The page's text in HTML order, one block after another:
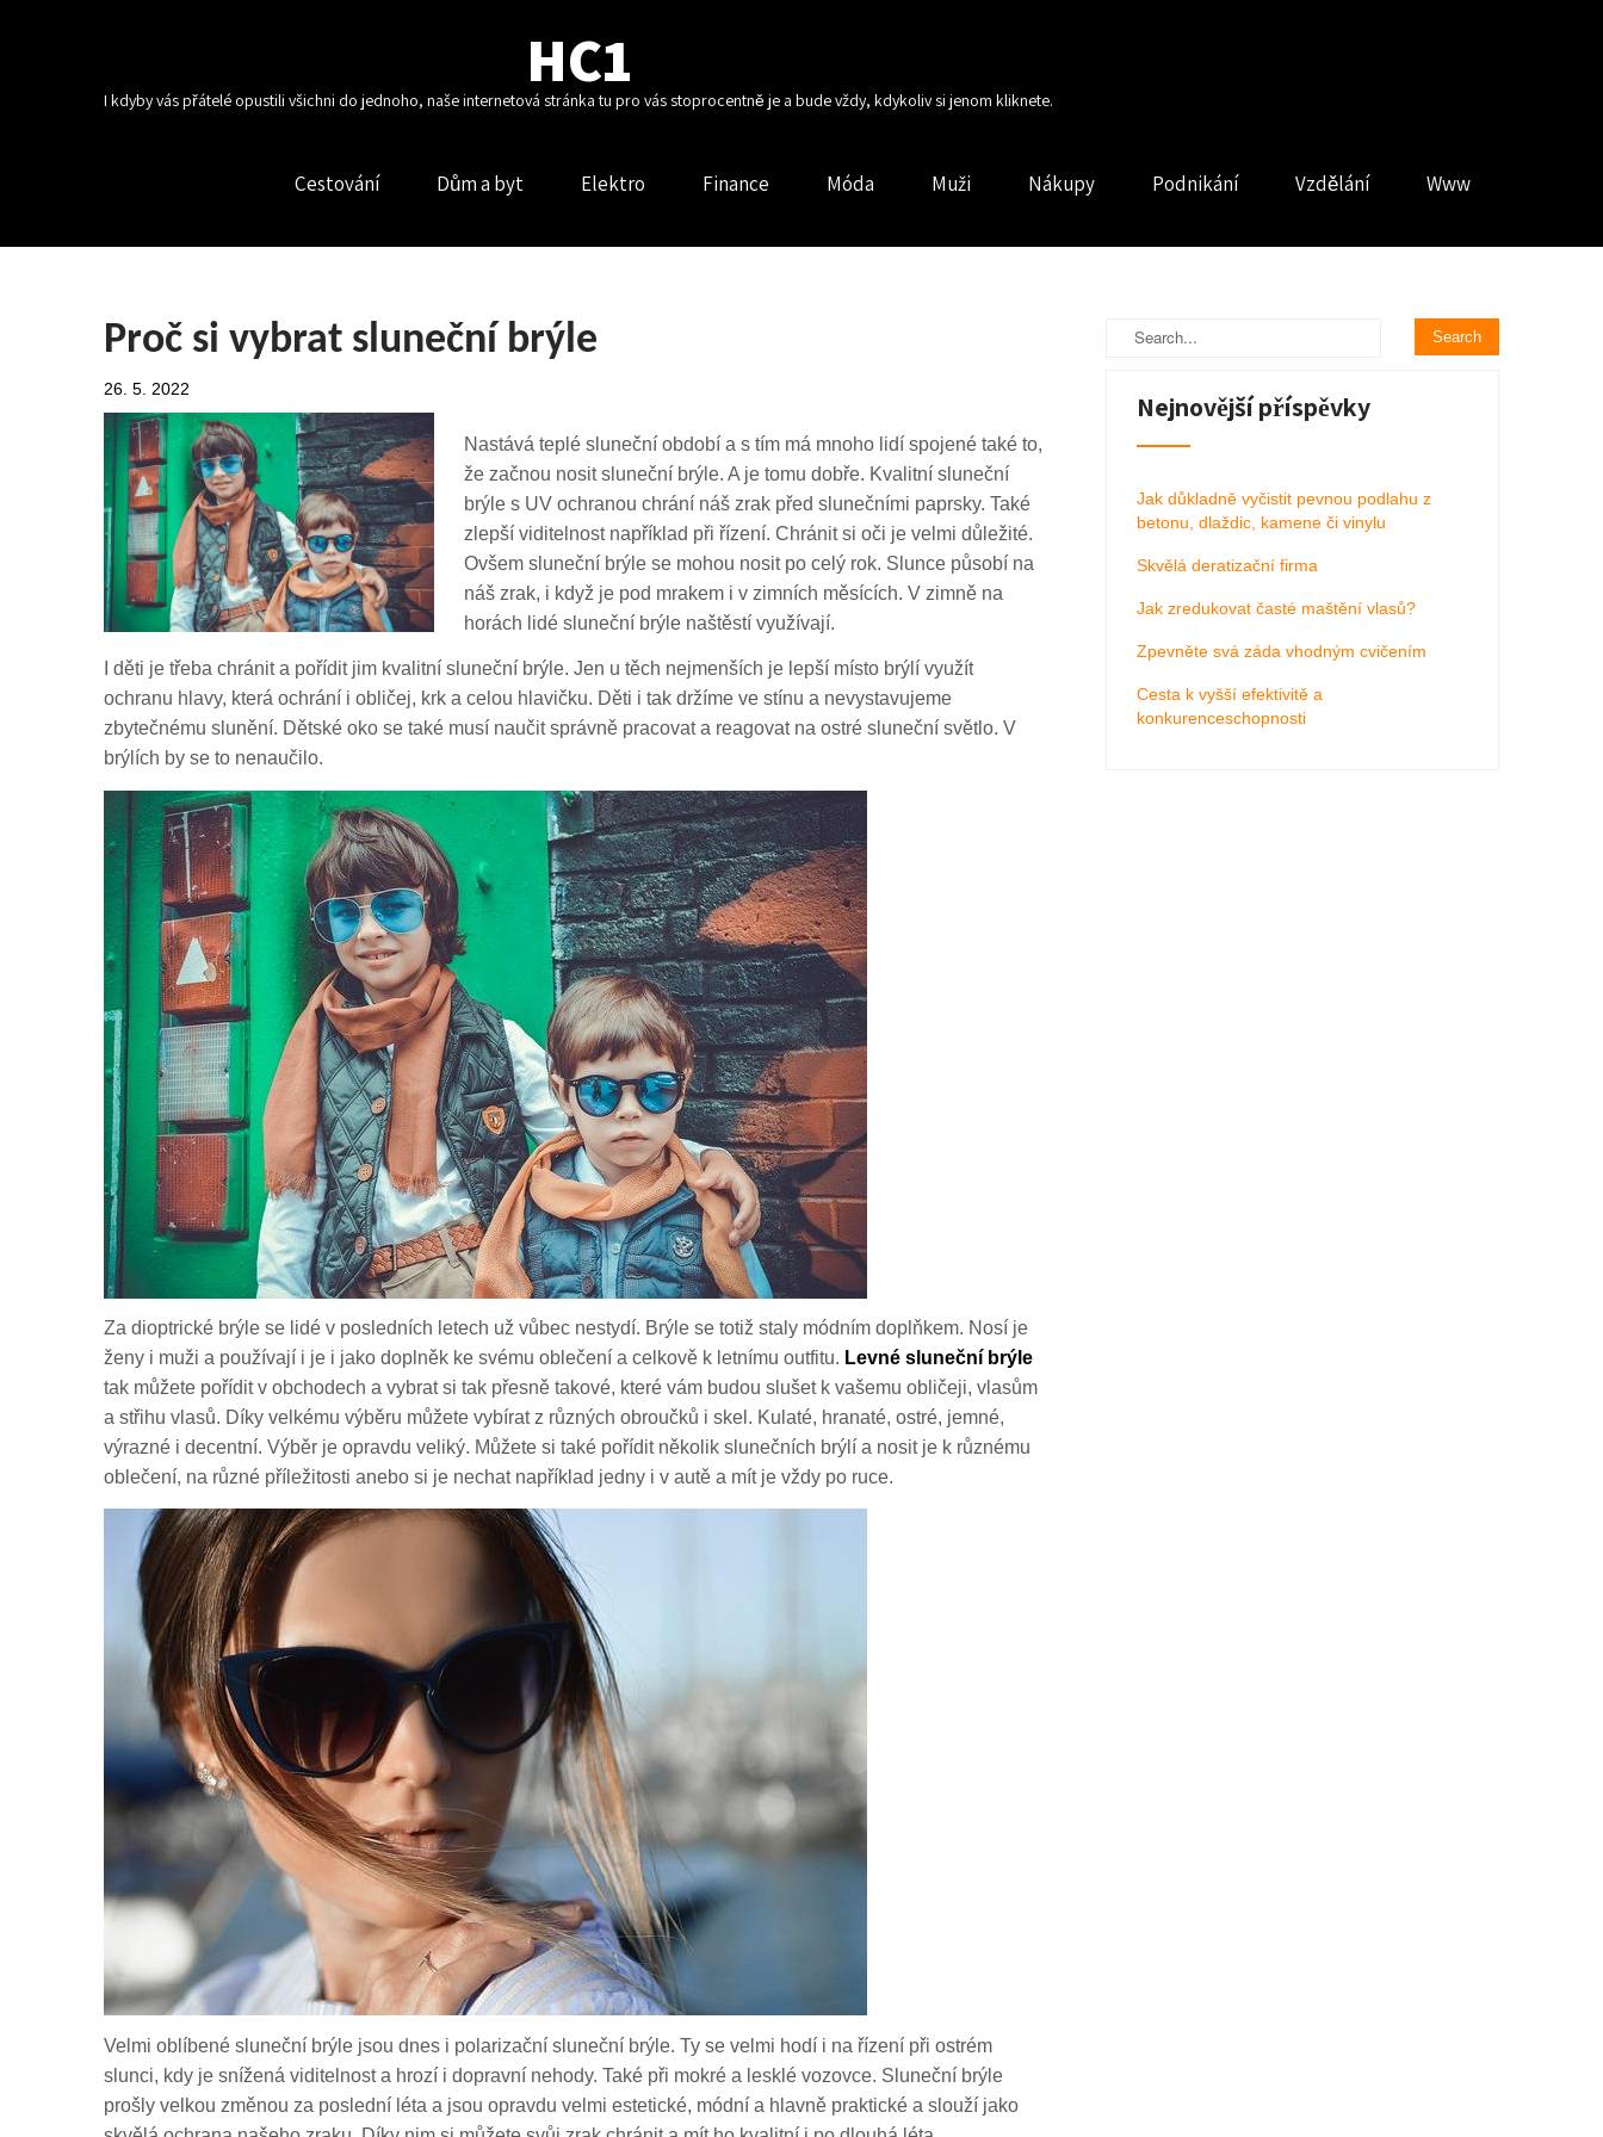
HC1
I kdyby vás přátelé opustili všichni do jednoho, naše internetová stránka tu pro vás stoprocentně je a bude vždy, kdykoliv si jenom kliknete.
Cestování Dům a byt Elektro Finance Móda Muži Nákupy Podnikání Vzdělání Www
Proč si vybrat sluneční brýle
26. 5. 2022
Nastává teplé sluneční období a s tím má mnoho lidí spojené také to,
že začnou nosit sluneční brýle. A je tomu dobře. Kvalitní sluneční
brýle s UV ochranou chrání náš zrak před slunečními paprsky. Také
zlepší viditelnost například při řízení. Chránit si oči je velmi důležité.
Ovšem sluneční brýle se mohou nosit po celý rok. Slunce působí na
náš zrak, i když je pod mrakem i v zimních měsících. V zimně na
horách lidé sluneční brýle naštěstí využívají.
I děti je třeba chránit a pořídit jim kvalitní sluneční brýle. Jen u těch nejmenších je lepší místo brýlí využít
ochranu hlavy, která ochrání i obličej, krk a celou hlavičku. Děti i tak držíme ve stínu a nevystavujeme
zbytečnému slunění. Dětské oko se také musí naučit správně pracovat a reagovat na ostré sluneční světlo. V
brýlích by se to nenaučilo.
Za dioptrické brýle se lidé v posledních letech už vůbec nestydí. Brýle se totiž staly módním doplňkem. Nosí je
ženy i muži a používají i je i jako doplněk ke svému oblečení a celkově k letnímu outfitu. Levné sluneční brýle
tak můžete pořídit v obchodech a vybrat si tak přesně takové, které vám budou slušet k vašemu obličeji, vlasům
a střihu vlasů. Díky velkému výběru můžete vybírat z různých obroučků i skel. Kulaté, hranaté, ostré, jemné,
výrazné i decentní. Výběr je opravdu veliký. Můžete si také pořídit několik slunečních brýlí a nosit je k různému
oblečení, na různé příležitosti anebo si je nechat například jedny i v autě a mít je vždy po ruce.
Velmi oblíbené sluneční brýle jsou dnes i polarizační sluneční brýle. Ty se velmi hodí i na řízení při ostrém
slunci, kdy je snížená viditelnost a hrozí i dopravní nehody. Také při mokré a lesklé vozovce. Sluneční brýle
prošly velkou změnou za poslední léta a jsou opravdu velmi estetické, módní a hlavně praktické a slouží jako
Nejnovější příspěvky
Jak důkladně vyčistit pevnou podlahu z
betonu, dlaždic, kamene či vinylu
Skvělá deratizační firma
Jak zredukovat časté maštění vlasů?
Zpevněte svá záda vhodným cvičením
Cesta k vyšší efektivitě a
konkurenceschopnosti